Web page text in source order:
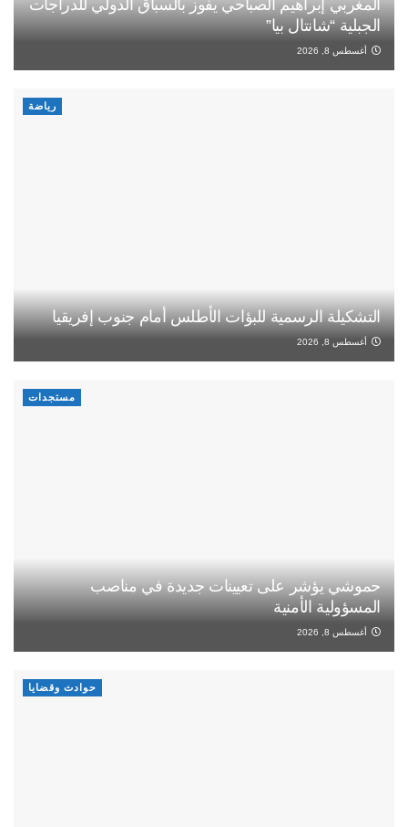
المغربي إبراهيم الصباحي يفوز بالسباق الدولي للدراجات
الجبلية “شانتال بيا”
أغسطس 8, 2026
رياضة
التشكيلة الرسمية للبؤات الأطلس أمام جنوب إفريقيا
أغسطس 8, 2026
مستجدات
حموشي يؤشر على تعيينات جديدة في مناصب
المسؤولية الأمنية
أغسطس 8, 2026
حوادث وقضايا